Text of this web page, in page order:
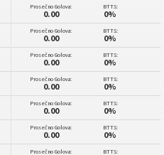
Prosečno Golova:
0.00
BTTS:
0%
Prosečno Golova:
0.00
BTTS:
0%
Prosečno Golova:
0.00
BTTS:
0%
Prosečno Golova:
0.00
BTTS:
0%
Prosečno Golova:
0.00
BTTS:
0%
Prosečno Golova:
0.00
BTTS:
0%
Prosečno Golova: BTTS: